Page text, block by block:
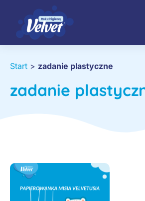
Start > zadanie plastyczne
zadanie